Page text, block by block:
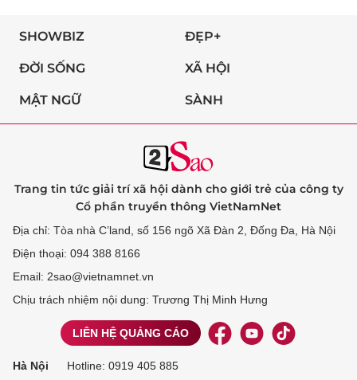
SHOWBIZ ĐẸP+
ĐỜI SỐNG XÃ HỘI
MẬT NGỮ SÀNH
Trang tin tức giải trí xã hội dành cho giới trẻ của công ty
Cổ phần truyền thông VietNamNet
Địa chỉ: Tòa nhà C’land, số 156 ngõ Xã Đàn 2, Đống Đa, Hà Nội
Điện thoại: 094 388 8166
Email: 2sao@vietnamnet.vn
Chịu trách nhiệm nội dung: Trương Thị Minh Hưng
LIÊN HỆ QUẢNG CÁO
Hà Nội Hotline: 0919 405 885